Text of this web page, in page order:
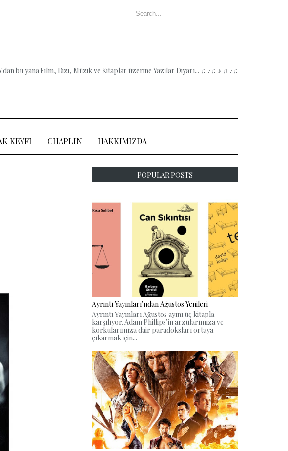
bu yana Film, Dizi, Müzik ve Kitaplar üzerine Yazılar Diyarı... ♫ ♪♫ ♪ ♫ ♪♫
KEYFI CHAPLIN HAKKIMIZDA
POPULAR POSTS
Ayrıntı Yayınları’ndan Ağustos Yenileri
Ayrıntı Yayınları Ağustos ayını üç kitapla
karşılıyor. Adam Phillips’in arzularımıza ve
korkularımıza dair paradoksları ortaya
çıkarmak için...